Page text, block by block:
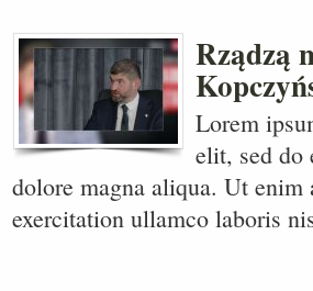
Rządzą
Lorem
elit, sed do
dolore magna aliqua. Ut
exercitation ullamco laboris